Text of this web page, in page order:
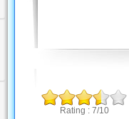
Rating : 7/10